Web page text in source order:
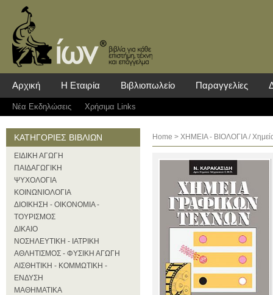
Αρχική Η Εταιρία Βιβλιοπωλείο Παραγγελίες
Νέα Eκδηλώσεις Χρήσιμα Links
ΚΑΤΗΓΟΡΙΕΣ ΒΙΒΛΙΩΝ
ΕΙΔΙΚΗ ΑΓΩΓΗ
ΠΑΙΔΑΓΩΓΙΚΗ
ΨΥΧΟΛΟΓΙΑ
ΚΟΙΝΩΝΙΟΛΟΓΙΑ
ΔΙΟΙΚΗΣΗ - ΟΙΚΟΝΟΜΙΑ -
ΤΟΥΡΙΣΜΟΣ
ΔΙΚΑΙΟ
ΝΟΣΗΛΕΥΤΙΚΗ - ΙΑΤΡΙΚΗ
ΑΘΛΗΤΙΣΜΟΣ - ΦΥΣΙΚΗ ΑΓΩΓΗ
ΑΙΣΘΗΤΙΚΗ - ΚΟΜΜΩΤΙΚΗ -
ΕΝΔΥΣΗ
ΜΑΘΗΜΑΤΙΚΑ
Home > ΧΗΜΕΙΑ - ΒΙΟΛΟΓΙΑ/